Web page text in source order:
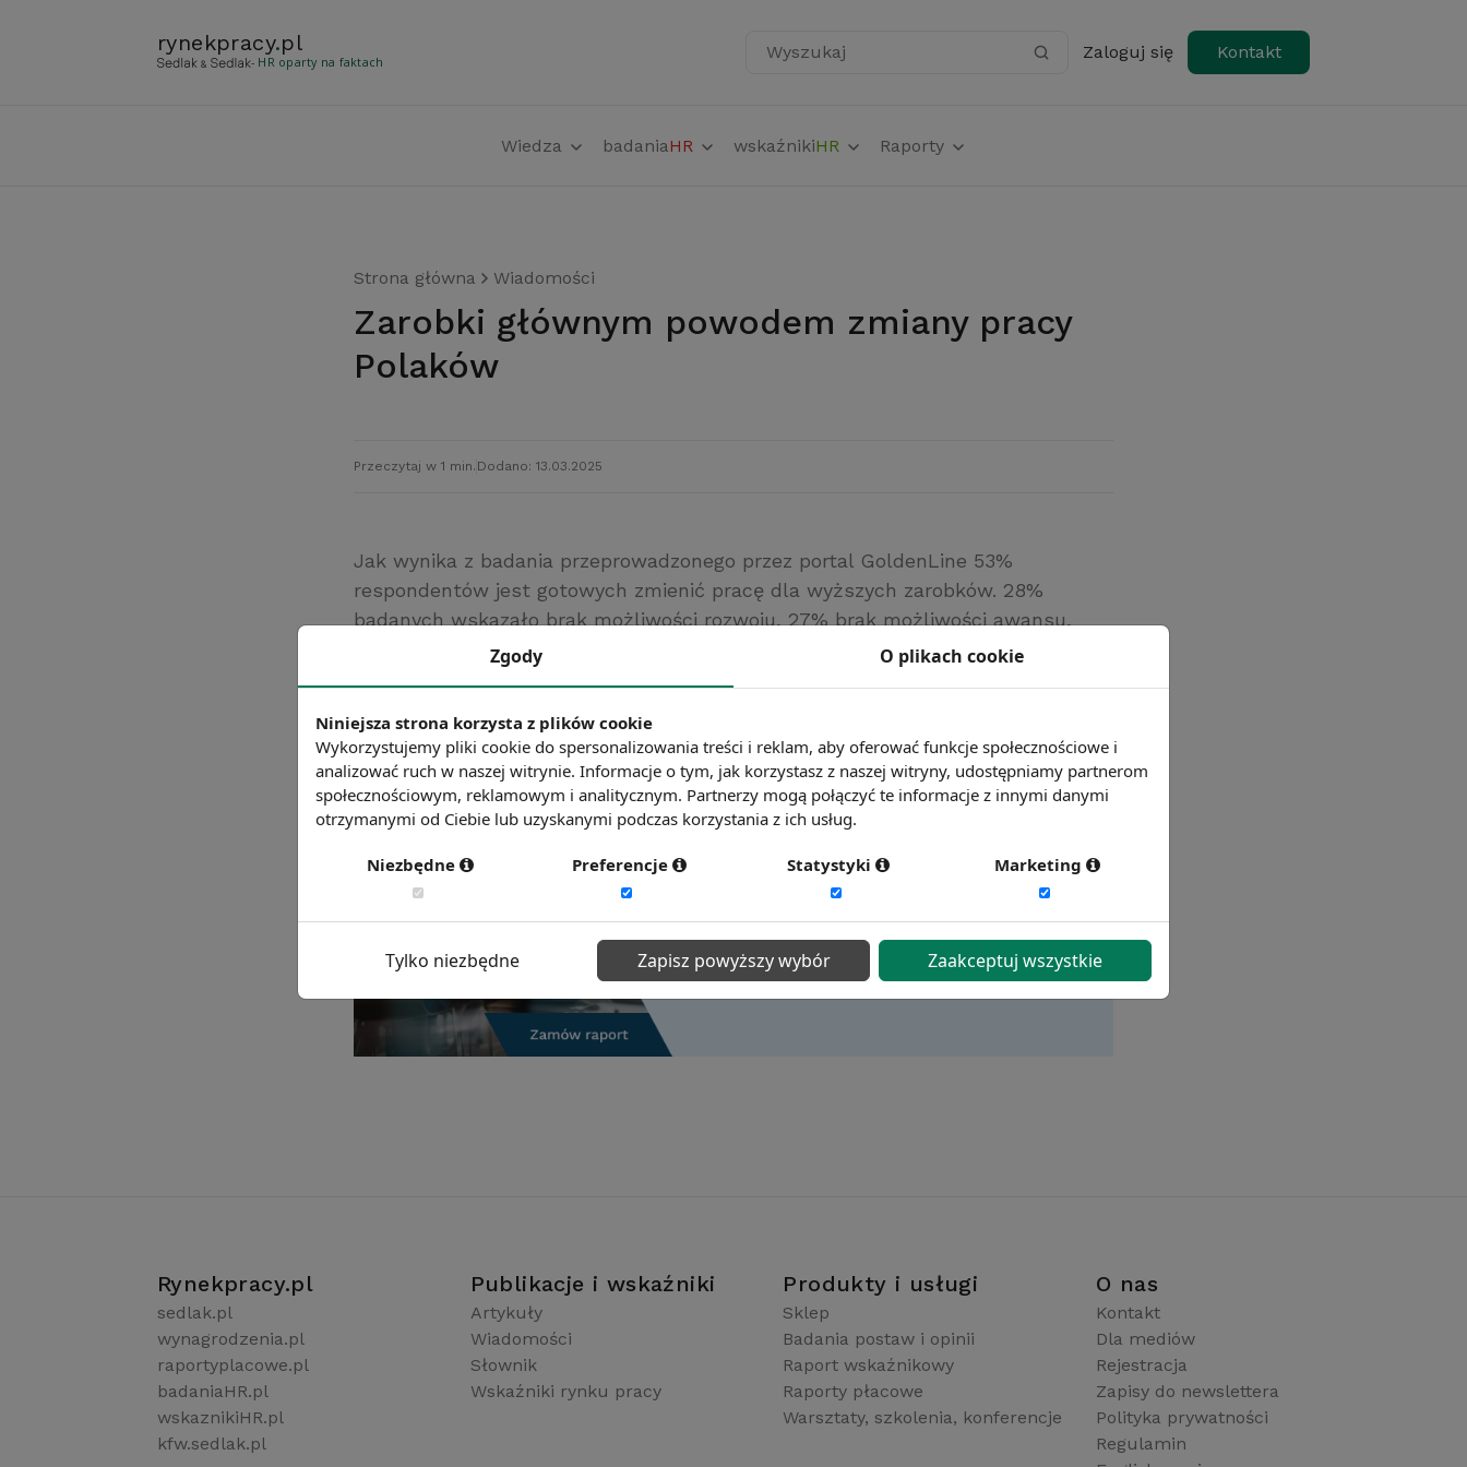
rynekpracy.pl
- HR oparty na faktach Wyszukaj Zaloguj się Kontakt
Wiedza badaniaHR wskaźnikiHR Raporty
Strona główna Wiadomości
Zarobki głównym powodem zmiany pracy
Polaków
Przeczytaj w 1 min. Dodano: 13.03.2025
Jak wynika z badania przeprowadzonego przez portal GoldenLine 53%
respondentów jest gotowych zmienić pracę dla wyższych zarobków. 28%
badanych wskazało brak możliwości rozwoju, 27% brak możliwości awansu,
23% nudę i rutynę, a 23% złą atmosferę pracy
Chcesz wiedzieć więcej?Zobacz więcej wiadomości
Rynekpracy.pl
sedlak.pl
wynagrodzenia.pl
raportyplacowe.pl
badaniaHR.pl
wskaznikiHR.pl
kfw.sedlak.pl
Publikacje i wskaźniki
Artykuły
Wiadomości
Słownik
Wskaźniki rynku pracy
Produkty i usługi
Sklep
Badania postaw i opinii
Raport wskaźnikowy
Raporty płacowe
Warsztaty, szkolenia, konferencje
O nas
Kontakt
Dla mediów
Rejestracja
Zapisy do newslettera
Polityka prywatności
Regulamin
Zgody O plikach cookie
Niniejsza strona korzysta z plików cookie
Wykorzystujemy pliki cookie do spersonalizowania treści i reklam, aby oferować funkcje społecznościowe i
analizować ruch w naszej witrynie. Informacje o tym, jak korzystasz z naszej witryny, udostępniamy partnerom
społecznościowym, reklamowym i analitycznym. Partnerzy mogą połączyć te informacje z innymi danymi
otrzymanymi od Ciebie lub uzyskanymi podczas korzystania z ich usług.
Niezbędne Preferencje Statystyki Marketing
Tylko niezbędne Zapisz powyższy wybór Zaakceptuj wszystkie